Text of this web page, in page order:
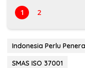
1
2
Indonesia Perlu
SMAS ISO 37001